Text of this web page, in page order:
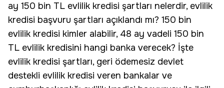
ay 150 bin TL evlilik kredisi şartları nelerdir, evlilik
kredisi başvuru şartları açıklandı mı? 150 bin
evlilik kredisi kimler alabilir, 48 ay vadeli 150 bin
TL evlilik kredisini hangi banka verecek? İşte
evlilik kredisi şartları, geri ödemesiz devlet
destekli evlilik kredisi veren bankalar ve